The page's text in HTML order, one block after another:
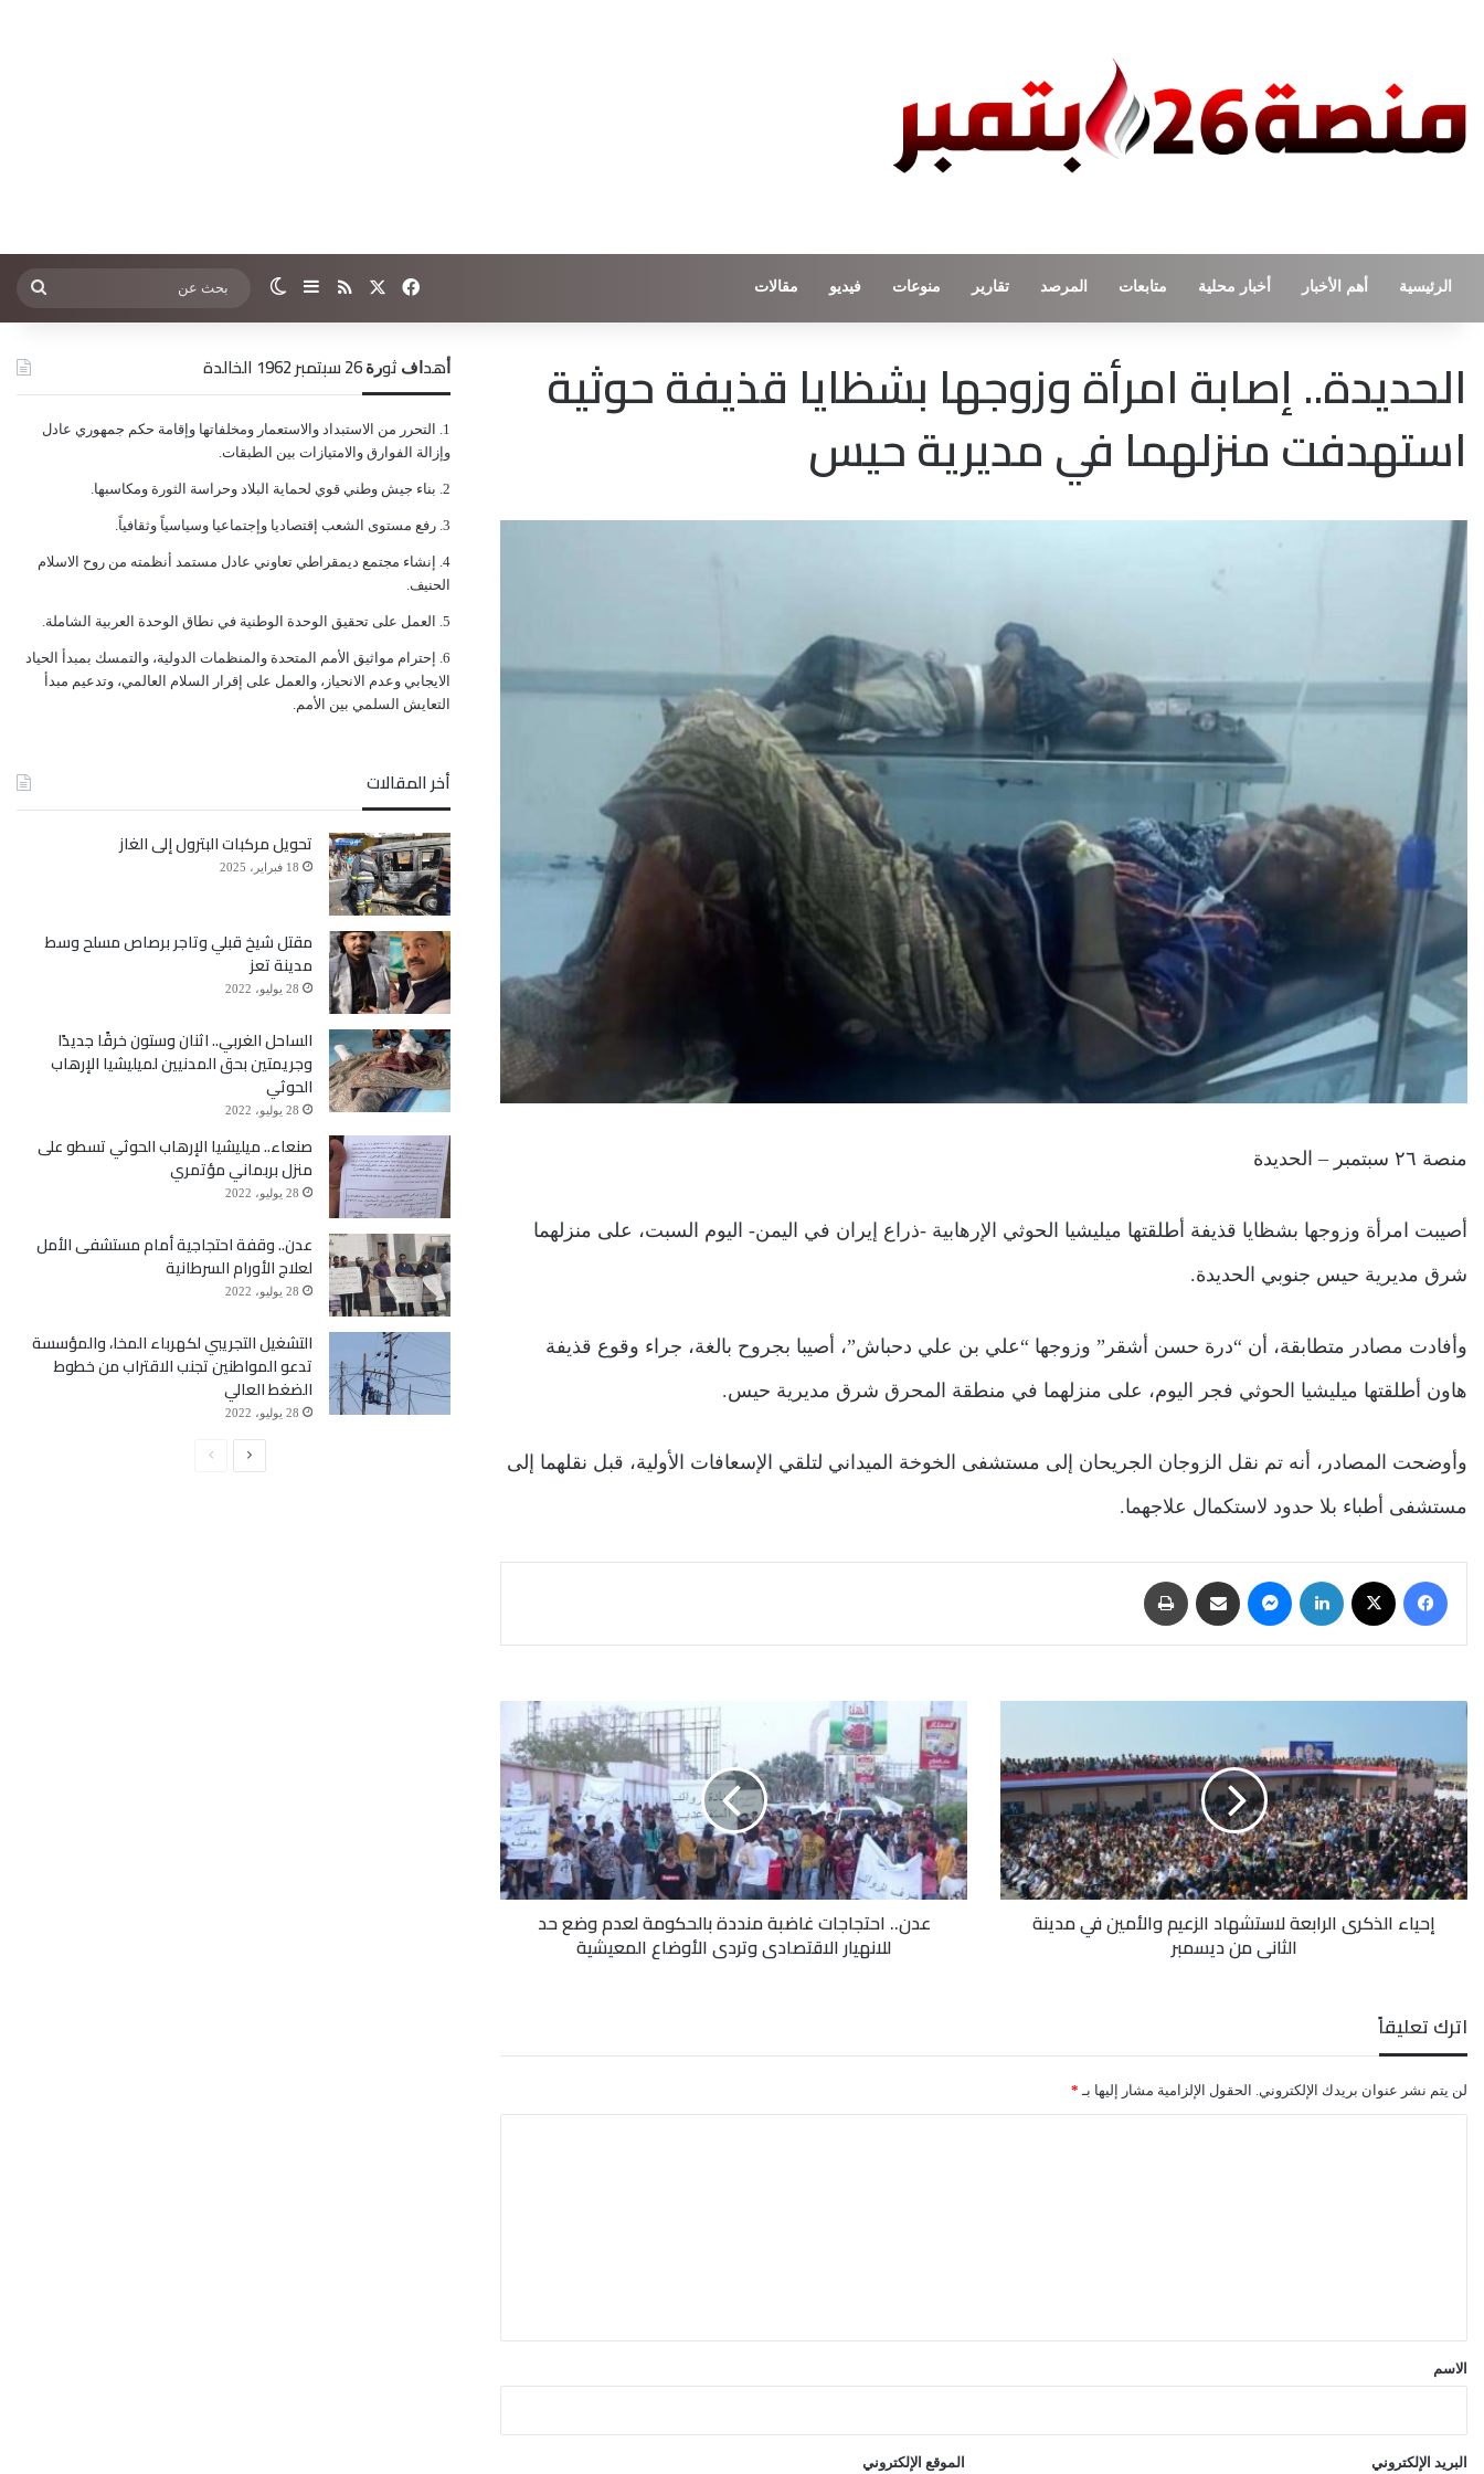
الرئيسية أهم الأخبار أخبار محلية متابعات المرصد تقارير منوعات فيديو مقالات فيسبوك ملخص الموقع RSS
إضافة عمود جانبي
الوضع المظلم بحث
عن
الحديدة.. إصابة امرأة وزوجها بشظايا قذيفة حوثية
استهدفت منزلهما في مديرية حيس
منصة ٢٦ سبتمبر – الحديدة
أصيبت امرأة وزوجها بشظايا قذيفة أطلقتها ميليشيا الحوثي الإرهابية -ذراع إيران في اليمن- اليوم السبت، على منزلهما
شرق مديرية حيس جنوبي الحديدة.
وأفادت مصادر متطابقة، أن “درة حسن أشقر” وزوجها “علي بن علي دحباش”، أصيبا بجروح بالغة، جراء وقوع قذيفة
هاون أطلقتها ميليشيا الحوثي فجر اليوم، على منزلهما في منطقة المحرق شرق مديرية حيس.
وأوضحت المصادر، أنه تم نقل الزوجان الجريحان إلى مستشفى الخوخة الميداني لتلقي الإسعافات الأولية، قبل نقلهما إلى
مستشفى أطباء بلا حدود لاستكمال علاجهما.
فيسبوك لينكدإن ماسنجر مشاركة عبر البريد
إحياء
الرابعة
لاستشهاد
الزعيم
والأمين
في
مدينة
الثاني
إحياء الذكرى الرابعة لاستشهاد الزعيم والأمين في مدينة
الثاني من ديسمبر
عدن..
احتجاجات
غاضبة
منددة
بالحكومة
لعدم
وضع
حد
للانهيار
الاقتصاديعدن.. احتجاجات غاضبة منددة بالحكومة لعدم وضع حد
للانهيار الاقتصادي وتردي الأوضاع المعيشية
اترك تعليقاً
لن يتم نشر عنوان بريدك الإلكتروني. الحقول الإلزامية مشار إليها بـ *
*الاسم
البريد الإلكتروني الموقع الإلكتروني
ﺃﻫﺪﺍﻑ ﺛﻮﺭﺓ 26 ﺳﺒﺘﻤﺒﺮ 1962 الخالدة
ﺍﻟﺘﺤﺮﺭ ﻣﻦ ﺍﻻﺳﺘﺒﺪﺍﺩ ﻭﺍﻻﺳﺘﻌﻤﺎﺭ ﻭﻣﺨﻠﻔﺎﺗﻬﺎ ﻭﺇﻗﺎﻣﺔ ﺣﻜﻢ ﺟﻤﻬﻮﺭﻱ ﻋﺎﺩﻝ
ﻭﺇﺯﺍﻟﺔ ﺍﻟﻔﻮﺍﺭﻕ ﻭﺍﻻﻣﺘﻴﺎﺯﺍﺕ ﺑﻴﻦ ﺍﻟﻄﺒﻘﺎﺕ.
ﺑﻨﺎﺀ ﺟﻴﺶ ﻭﻃﻨﻲ ﻗﻮﻱ ﻟﺤﻤﺎﻳﺔ ﺍﻟﺒﻼﺩ ﻭﺣﺮﺍﺳﺔ ﺍﻟﺜﻮﺭﺓ ﻭﻣﻜﺎﺳﺒﻬﺎ.
ﺭﻓﻊ ﻣﺴﺘﻮﻯ ﺍﻟﺸﻌﺐ ﺇﻗﺘﺼﺎﺩﻳﺎ ﻭﺇﺟﺘﻤﺎﻋﻴﺎ ﻭﺳﻴﺎﺳﻴﺎً ﻭﺛﻘﺎﻓﻴﺎً.
ﺇﻧﺸﺎﺀ ﻣﺠﺘﻤﻊ ﺩﻳﻤﻘﺮﺍﻃﻲ ﺗﻌﺎﻭﻧﻲ ﻋﺎﺩﻝ ﻣﺴﺘﻤﺪ ﺃﻧﻈﻤﺘﻪ ﻣﻦ ﺭﻭﺡ ﺍﻻﺳﻼﻡ
ﺍﻟﺤﻨﻴﻒ.
ﺍﻟﻌﻤﻞ ﻋﻠﻰ ﺗﺤﻘﻴﻖ ﺍﻟﻮﺣﺪﺓ ﺍﻟﻮﻃﻨﻴﺔ ﻓﻲ ﻧﻄﺎﻕ ﺍﻟﻮﺣﺪﺓ ﺍﻟﻌﺮﺑﻴﺔ ﺍﻟﺸﺎﻣﻠﺔ.
ﺇﺣﺘﺮﺍﻡ ﻣﻮﺍﺛﻴﻖ الأﻣﻢ ﺍﻟﻤﺘﺤﺪﺓ ﻭﺍﻟﻤﻨﻈﻤﺎﺕ ﺍﻟﺪﻭﻟﻴﺔ، ﻭﺍﻟﺘﻤﺴﻚ ﺑﻤﺒﺪﺃ ﺍﻟﺤﻴﺎﺩ
ﺍﻻﻳﺠﺎﺑﻲ ﻭﻋﺪﻡ ﺍﻻﻧﺤﻴﺎﺯ، ﻭﺍﻟﻌﻤﻞ ﻋﻠﻰ ﺇﻗﺮﺍﺭ ﺍﻟﺴﻼﻡ ﺍﻟﻌﺎﻟﻤﻲ، ﻭﺗﺪﻋﻴﻢ ﻣﺒﺪﺃ
ﺍﻟﺘﻌﺎﻳﺶ ﺍﻟﺴﻠﻤﻲ ﺑﻴﻦ ﺍﻷﻣﻢ.
أخر المقالات
تحويل مركبات البترول إلى الغاز
18 فبراير، 2025
مقتل شيخ قبلي وتاجر برصاص مسلح وسط
مدينة تعز
28 يوليو، 2022
الساحل الغربي.. اثنان وستون خرقًا جديدًا
وجريمتين بحق المدنيين لميليشيا الإرهاب
الحوثي
28 يوليو، 2022
صنعاء.. ميليشيا الإرهاب الحوثي تسطو على
منزل بربماني مؤتمري
28 يوليو، 2022
عدن.. وقفة احتجاجية أمام مستشفى الأمل
لعلاج الأورام السرطانية
28 يوليو، 2022
التشغيل التجريبي لكهرباء المخا، والمؤسسة
تدعو المواطنين تجنب الاقتراب من خطوط
الضغط العالي
28 يوليو، 2022
الصفحة
الصفحة